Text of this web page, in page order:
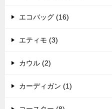
エコバッグ (16)
エティモ (3)
カウル (2)
カーディガン (1)